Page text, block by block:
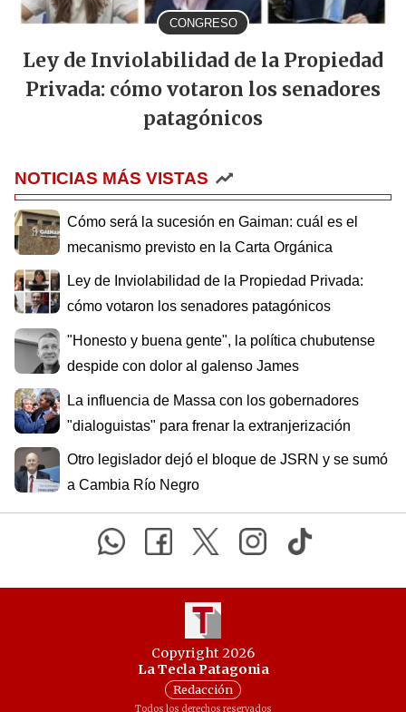
CONGRESO
Ley de Inviolabilidad de la Propiedad
Privada: cómo votaron los senadores
patagónicos
NOTICIAS MÁS VISTAS
Cómo será la sucesión en Gaiman: cuál es el
mecanismo previsto en la Carta Orgánica
Ley de Inviolabilidad de la Propiedad Privada:
cómo votaron los senadores patagónicos
"Honesto y buena gente", la política chubutense
despide con dolor al galenso James
La influencia de Massa con los gobernadores
"dialoguistas" para frenar la extranjerización
Otro legislador dejó el bloque de JSRN y se sumó
a Cambia Río Negro
Copyright 2026
La Tecla Patagonia
Redacción
Todos los derechos reservados